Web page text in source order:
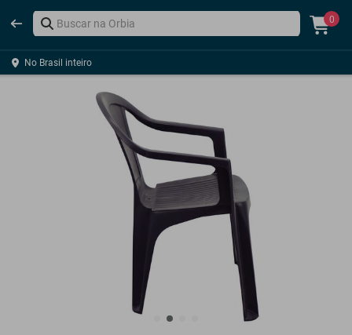
0
No Brasil inteiro